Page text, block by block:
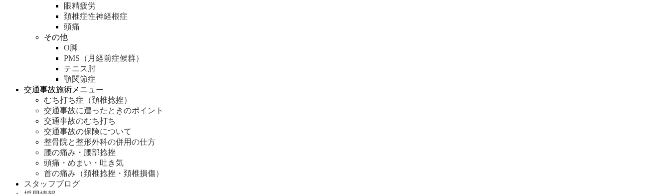
眼精疲労
頚椎症性神経根症
頭痛
その他
O脚
PMS（月経前症候群）
テニス肘
顎関節症
交通事故施術メニュー
むち打ち症（頚椎捻挫）
交通事故に遭ったときのポイント
交通事故のむち打ち
交通事故の保険について
整骨院と整形外科の併用の仕方
腰の痛み・腰部捻挫
頭痛・めまい・吐き気
首の痛み（頚椎捻挫・頚椎損傷）
スタッフブログ